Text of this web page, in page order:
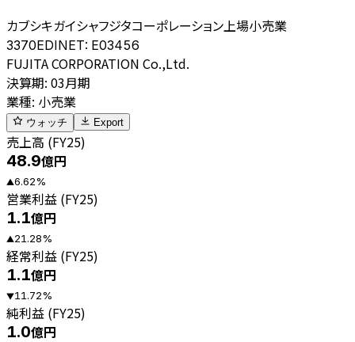
カブシキガイシャフジタコーポレーション 上場小売業
3370EDINET: E03456
FUJITA CORPORATION Co.,Ltd.
決算期: 03月期
業種: 小売業
ウォッチ Export
売上高 (FY25)
48.9億円
▲6.62%
営業利益 (FY25)
1.1億円
▲21.28%
経常利益 (FY25)
1.1億円
▼11.72%
純利益 (FY25)
1.0億円